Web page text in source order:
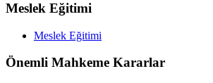
Meslek Eğitimi
Meslek Eğitimi
Önemli Mahkeme Kararlar